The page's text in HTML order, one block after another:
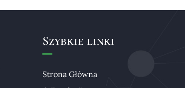
Szybkie linki
Strona Główna